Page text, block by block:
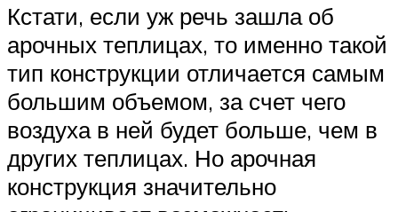
Кстати, если уж речь зашла об
арочных теплицах, то именно такой
тип конструкции отличается самым
большим объемом, за счет чего
воздуха в ней будет больше, чем в
других теплицах. Но арочная
конструкция значительно